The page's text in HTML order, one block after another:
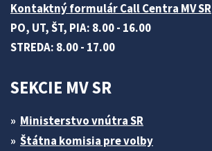
Kontaktný formulár Call Centra MV SR
PO, UT, ŠT, PIA: 8.00 - 16.00
STREDA: 8.00 - 17.00
SEKCIE MV SR
Ministerstvo vnútra SR
Štátna komisia pre volby